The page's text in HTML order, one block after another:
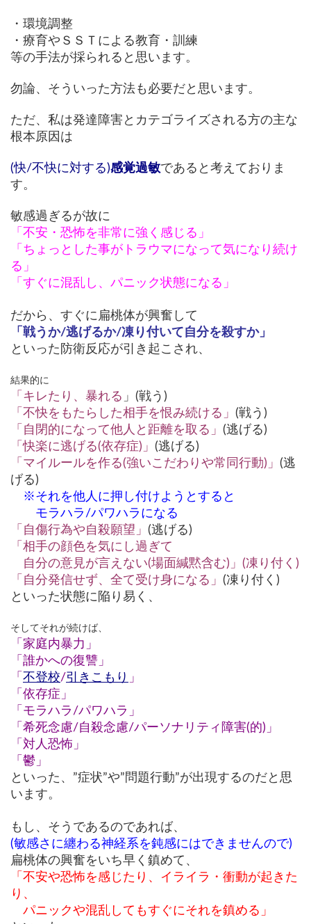
・環境調整
・療育やＳＳＴによる教育・訓練
等の手法が採られると思います。
勿論、そういった方法も必要だと思います。
ただ、私は発達障害とカテゴライズされる方の主な
根本原因 は
(快/不快に対する)感覚過敏であると考えておりま
す。
敏感過ぎるが故に
「不安・恐怖を非常に強く感じる」
「ちょっとした事がトラウマになって気になり続け
る」
「すぐに混乱し、パニック状態になる」
だから、すぐに扁桃体が興奮して
「戦うか/逃げるか/凍り付いて自分を殺すか」
といった防衛反応が引き起こされ、
結果的に
「キレたり、暴れる 」(戦う)
「不快をもたらした相手を恨み続ける」 (戦う)
「自閉的になって他人と距離を取る」 (逃げる)
「快楽に逃げる(依存症)」 (逃げる)
「マイルールを作る(強いこだわりや常同行動)」 (逃
げる)
※それを他人に押し付けようとすると
モラハラ/パワハラになる
「自傷行為や自殺願望」 (逃げる)
「相手の顔色を気にし過ぎて
自分の意見が言えない(場面緘黙含む)」(凍り付く)
「自分発信せず、全て受け身になる」 (凍り付く)
といった状態に陥り易く、
そしてそれが続けば、
「家庭内暴力」
「誰かへの復讐」
「 不登校/引きこもり 」
「依存症」
「モラハラ/パワハラ」
「希死念慮/自殺念慮/パーソナリティ障害(的)」
「対人恐怖」
「鬱」
といった、”症状”や”問題行動”が出現するのだと思
います。
もし、そうであるのであれば、
(敏感さに纏わる神経系を鈍感にはできませんので)
扁桃体の興奮をいち早く鎮めて、
「不安や恐怖を感じたり、イライラ・衝動が起きた
り、
パニックや混乱してもすぐにそれを鎮める」